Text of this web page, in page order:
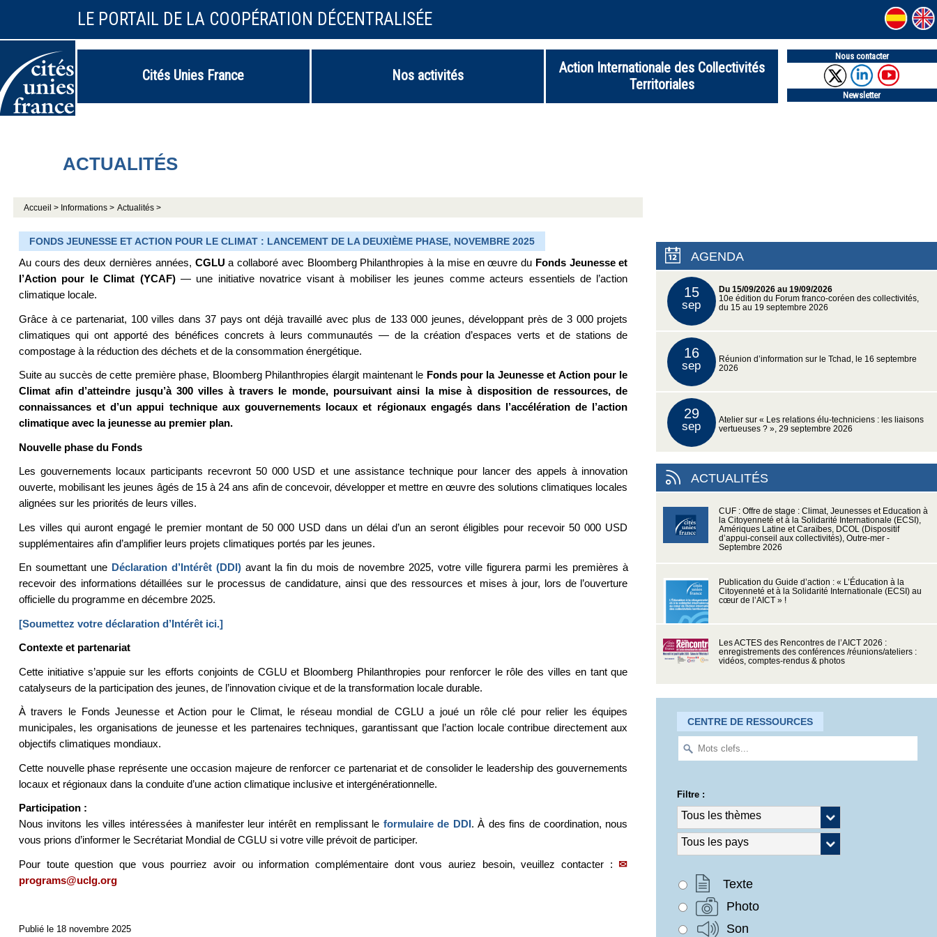
LE PORTAIL DE LA COOPÉRATION DÉCENTRALISÉE
Cités Unies France Nos activités
Action Internationale des Collectivités
Territoriales
Nous contacter
Newsletter
ACTUALITÉS
Accueil > Informations > Actualités >
FONDS JEUNESSE ET ACTION POUR LE CLIMAT : LANCEMENT DE LA DEUXIÈME PHASE, NOVEMBRE 2025
Au cours des deux dernières années, CGLU a collaboré avec Bloomberg Philanthropies à la mise en œuvre du Fonds Jeunesse et
l’Action pour le Climat (YCAF)— une initiative novatrice visant à mobiliser les jeunes comme acteurs essentiels de l’action
climatique locale.
Grâce à ce partenariat, 100 villes dans 37 pays ont déjà travaillé avec plus de 133 000 jeunes, développant près de 3 000 projets
climatiques qui ont apporté des bénéfices concrets à leurs communautés — de la création d’espaces verts et de stations de
compostage à la réduction des déchets et de la consommation énergétique.
Suite au succès de cette première phase, Bloomberg Philanthropies élargit maintenant le Fonds pour la Jeunesse et Action pour le
Climat afin d’atteindre jusqu’à 300 villes à travers le monde, poursuivant ainsi la mise à disposition de ressources, de
connaissances et d’un appui technique aux gouvernements locaux et régionaux engagés dans l’accélération de l’action
climatique avec la jeunesse au premier plan.
Nouvelle phase du Fonds
Les gouvernements locaux participants recevront 50 000 USD et une assistance technique pour lancer des appels à innovation
ouverte, mobilisant les jeunes âgés de 15 à 24 ans afin de concevoir, développer et mettre en œuvre des solutions climatiques locales
alignées sur les priorités de leurs villes.
Les villes qui auront engagé le premier montant de 50 000 USD dans un délai d’un an seront éligibles pour recevoir 50 000 USD
supplémentaires afin d’amplifier leurs projets climatiques portés par les jeunes.
En soumettant une Déclaration d’Intérêt (DDI)avant la fin du mois de novembre 2025, votre ville figurera parmi les premières à
recevoir des informations détaillées sur le processus de candidature, ainsi que des ressources et mises à jour, lors de l’ouverture
officielle du programme en décembre 2025.
[Soumettez votre déclaration d’Intérêt ici.]
Contexte et partenariat
Cette initiative s’appuie sur les efforts conjoints de CGLU et Bloomberg Philanthropies pour renforcer le rôle des villes en tant que
catalyseurs de la participation des jeunes, de l’innovation civique et de la transformation locale durable.
À travers le Fonds Jeunesse et Action pour le Climat, le réseau mondial de CGLU a joué un rôle clé pour relier les équipes
municipales, les organisations de jeunesse et les partenaires techniques, garantissant que l’action locale contribue directement aux
objectifs climatiques mondiaux.
Cette nouvelle phase représente une occasion majeure de renforcer ce partenariat et de consolider le leadership des gouvernements
locaux et régionaux dans la conduite d’une action climatique inclusive et intergénérationnelle.
Participation :
Nous invitons les villes intéressées à manifester leur intérêt en remplissant le formulaire de DDI. À des fins de coordination, nous
vous prions d’informer le Secrétariat Mondial de CGLU si votre ville prévoit de participer.
Pour toute question que vous pourriez avoir ou information complémentaire dont vous auriez besoin, veuillez contacter :
programs@uclg.org
Publié le 18 novembre 2025
AGENDA
15
sep
Du 15/09/2026 au 19/09/2026
10e édition du Forum franco-coréen des collectivités,
du 15 au 19 septembre 2026
16
sep
Réunion d’information sur le Tchad, le 16 septembre
2026
29
sep
Atelier sur « Les relations élu-techniciens : les liaisons
vertueuses ? », 29 septembre 2026
ACTUALITÉS
CUF : Offre de stage : Climat, Jeunesses et Education à
la Citoyenneté et à la Solidarité Internationale (ECSI),
Amériques Latine et Caraïbes, DCOL (Dispositif
d’appui-conseil aux collectivités), Outre-mer -
Septembre 2026
Publication du Guide d’action : « L’Éducation à la
Citoyenneté et à la Solidarité Internationale (ECSI) au
cœur de l’AICT » !
Les ACTES des Rencontres de l’AICT 2026 :
enregistrements des conférences /réunions/ateliers :
vidéos, comptes-rendus & photos
CENTRE DE RESSOURCES
Filtre :
Texte
Photo
Son